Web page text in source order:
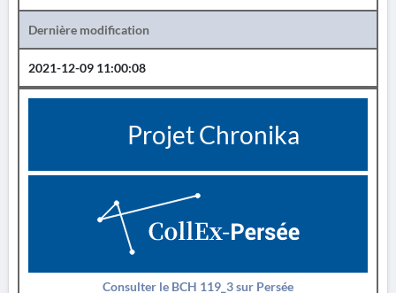
Dernière modification
2021-12-09 11:00:08
Projet Chronika
Consulter le BCH 119_3 sur Persée